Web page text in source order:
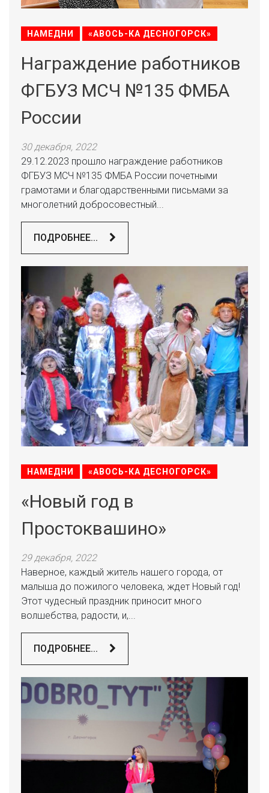
НАМЕДНИ «АВОСЬ-КА ДЕСНОГОРСК»
Награждение работников
ФГБУЗ МСЧ №135 ФМБА
России
30 декабря, 2022
29.12.2023 прошло награждение работников
ФГБУЗ МСЧ №135 ФМБА России почетными
грамотами и благодарственными письмами за
многолетний добросовестный...
ПОДРОБНЕЕ...
НАМЕДНИ «АВОСЬ-КА ДЕСНОГОРСК»
«Новый год в
Простоквашино»
29 декабря, 2022
Наверное, каждый житель нашего города, от
малыша до пожилого человека, ждет Новый год!
Этот чудесный праздник приносит много
волшебства, радости, и,...
ПОДРОБНЕЕ...